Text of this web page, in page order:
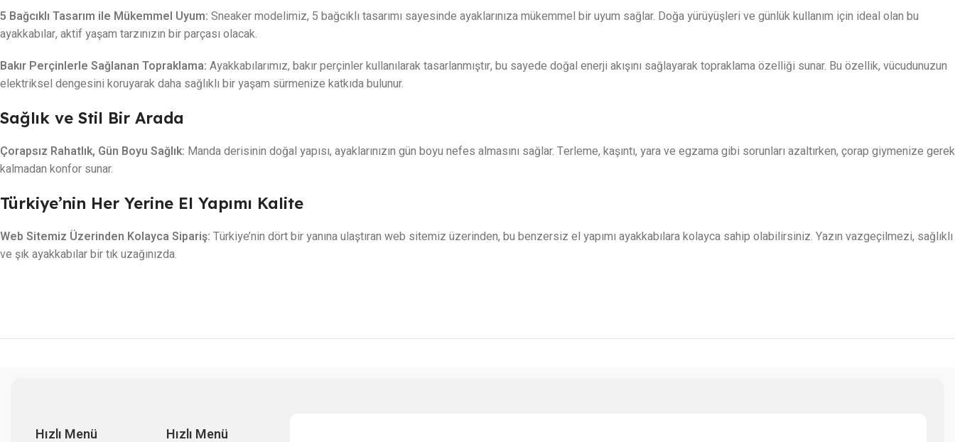
5 Bağcıklı Tasarım ile Mükemmel Uyum: Sneaker modelimiz, 5 bağcıklı tasarımı sayesinde ayaklarınıza mükemmel bir uyum sağlar. Doğa yürüyüşleri ve günlük kullanım için ideal olan bu
ayakkabılar, aktif yaşam tarzınızın bir parçası olacak.
Bakır Perçinlerle Sağlanan Topraklama: Ayakkabılarımız, bakır perçinler kullanılarak tasarlanmıştır, bu sayede doğal enerji akışını sağlayarak topraklama özelliği sunar. Bu özellik, vücudunuzun
elektriksel dengesini koruyarak daha sağlıklı bir yaşam sürmenize katkıda bulunur.
Sağlık ve Stil Bir Arada
Çorapsız Rahatlık, Gün Boyu Sağlık: Manda derisinin doğal yapısı, ayaklarınızın gün boyu nefes almasını sağlar. Terleme, kaşıntı, yara ve egzama gibi sorunları azaltırken, çorap giymenize gerek
kalmadan konfor sunar.
Türkiye’nin Her Yerine El Yapımı Kalite
Web Sitemiz Üzerinden Kolayca Sipariş: Türkiye’nin dört bir yanına ulaştıran web sitemiz üzerinden, bu benzersiz el yapımı ayakkabılara kolayca sahip olabilirsiniz. Yazın vazgeçilmezi, sağlıklı
ve şık ayakkabılar bir tık uzağınızda.
Hızlı Menü Hızlı Menü